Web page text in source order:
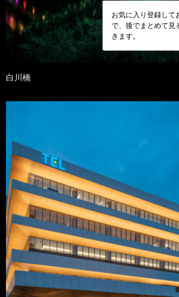
お気に入り登録して
で、後でまとめて見
きます。
白川橋